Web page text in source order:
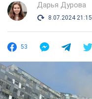
Дарья Дурова
8.07.2024 21:15
53